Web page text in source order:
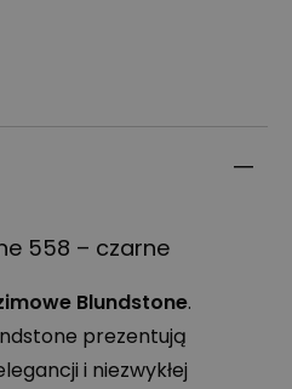
558 – czarne
Blundstone.
prezentują
i niezwykłej